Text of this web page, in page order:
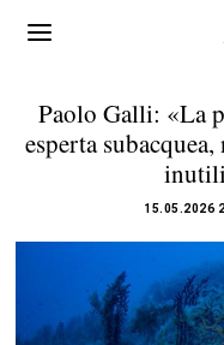
Paolo Galli: «La
esperta
15.05.2026